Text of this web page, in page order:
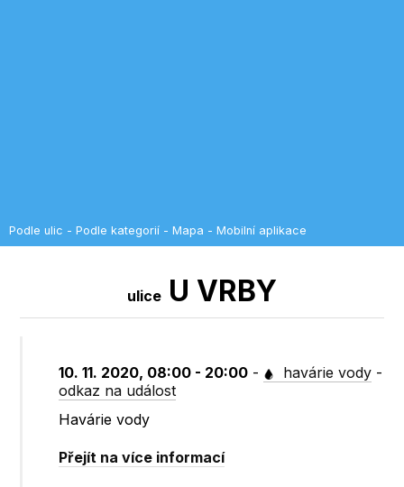
Podle ulic - Podle kategorií - Mapa - Mobilní aplikace
ulice U VRBY
10. 11. 2020, 08:00 - 20:00 - havárie vody -
odkaz na událost
Havárie vody
Přejít na více informací